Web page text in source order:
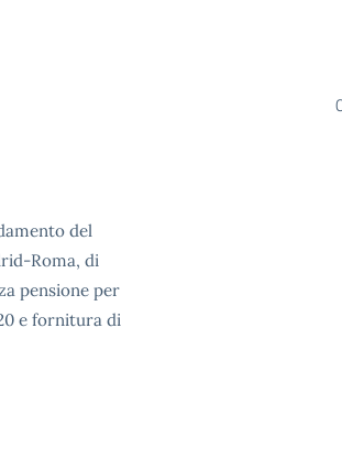
del
Roma, di
pensione per
e fornitura di